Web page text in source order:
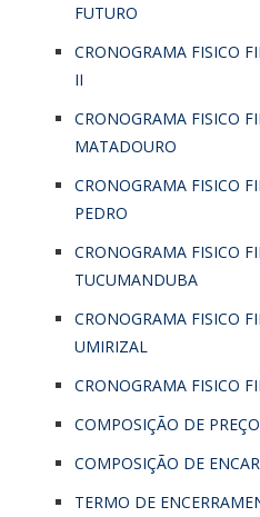
FUTURO
CRONOGRAMA FISICO
II
CRONOGRAMA FISICO
MATADOURO
CRONOGRAMA FISICO
PEDRO
CRONOGRAMA FISICO
TUCUMANDUBA
CRONOGRAMA FISICO
UMIRIZAL
CRONOGRAMA FISICO
COMPOSIÇÃO DE
COMPOSIÇÃO DE
TERMO DE